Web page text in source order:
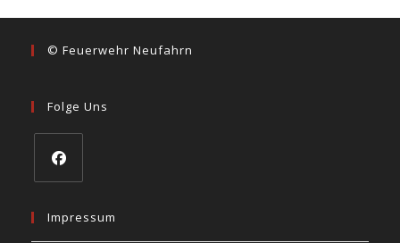
© Feuerwehr Neufahrn
Folge Uns
in
a
Impressum